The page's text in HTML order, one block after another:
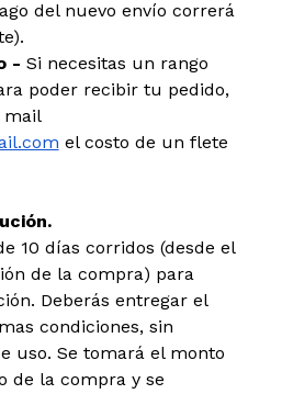
del nuevo envío correrá
- Si necesitas un rango
poder recibir tu pedido,
mail
el costo de un flete
10 días corridos (desde el
de la compra) para
Deberás entregar el
condiciones, sin
uso. Se tomará el monto
de la compra y se